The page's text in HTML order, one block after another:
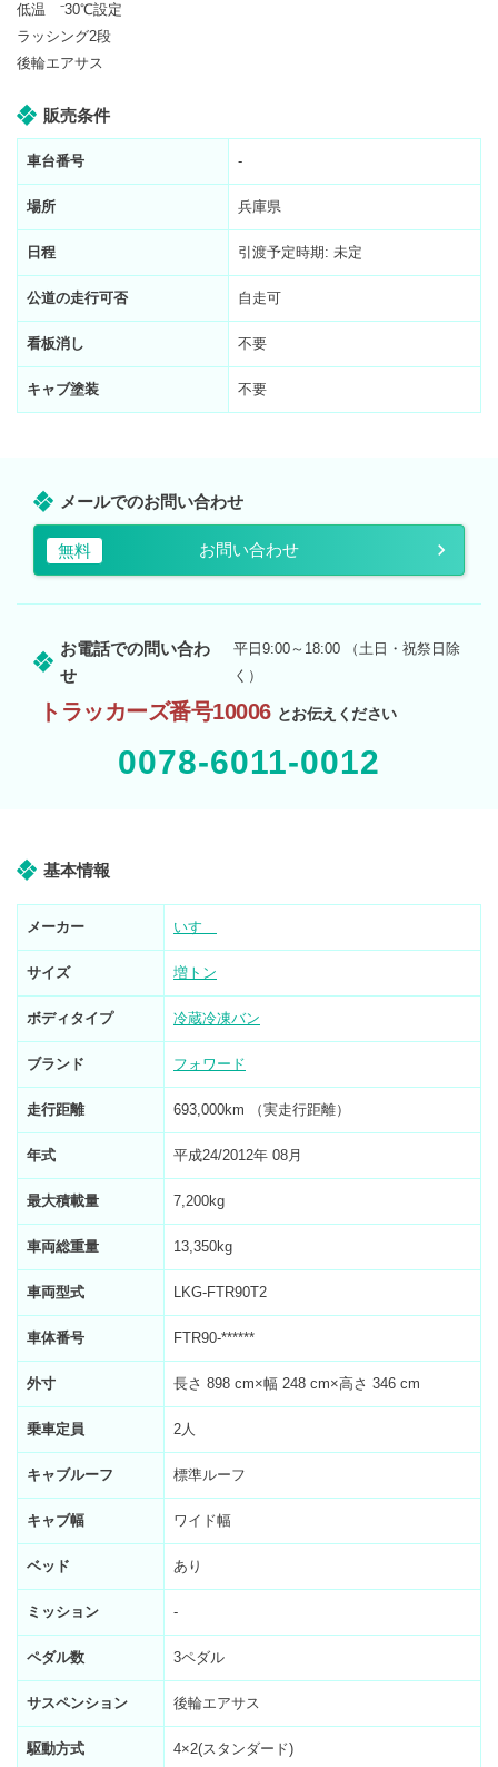
低温 ⁻30℃設定
ラッシング2段
後輪エアサス
販売条件
車台番号 -
場所 兵庫県
日程 引渡予定時期: 未定
公道の走行可否 自走可
看板消し 不要
キャブ塗装 不要
メールでのお問い合わせ
無料 お問い合わせ
お電話での問い合わ
せ
平日9:00～18:00 （土日・祝祭日除
く）
トラッカーズ番号10006 とお伝えください
0078-6011-0012
基本情報
メーカー いすゞ
サイズ 増トン
ボディタイプ 冷蔵冷凍バン
ブランド フォワード
走行距離 693,000km （実走行距離）
年式 平成24/2012年 08月
最大積載量 7,200kg
車両総重量 13,350kg
車両型式 LKG-FTR90T2
車体番号 FTR90-******
外寸 長さ 898 cm×幅 248 cm×高さ 346 cm
乗車定員 2人
キャブルーフ 標準ルーフ
キャブ幅 ワイド幅
ベッド あり
ミッション -
ペダル数 3ペダル
サスペンション 後輪エアサス
駆動方式 4×2(スタンダード)